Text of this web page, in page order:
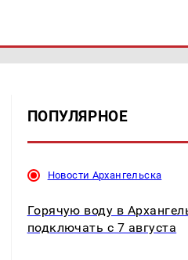
ПОПУЛЯРНОЕ
Новости Архангельска
Горячую воду в
подключать с 7 августа